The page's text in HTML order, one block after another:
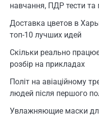
навчання, ПДР тести та
Доставка цветов в
топ-10 лучших идей
Скільки реально
розбір на прикладах
Політ на авіаційному
людей після першого
Увлажняющие маски